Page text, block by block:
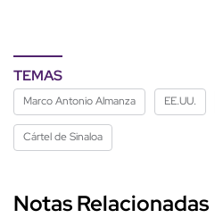
TEMAS
Marco Antonio Almanza EE.UU.
Cártel de Sinaloa
Notas Relacionadas